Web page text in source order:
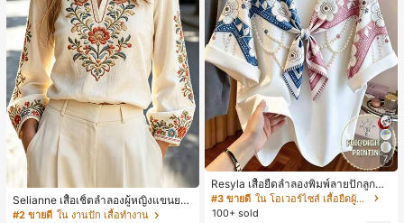
Selianne เสื้อเชิ้ตลำลองผู้หญิงแขนยา
ว คอวีเว้า ลายดอกไม้
#2 ขายดี ใน งานปัก เสื้อทำงาน
7
Resyla เสื้อยืดลำลองพิมพ์ลายปักลูกปัด
รูปโบว์ขนาดใหญ่สำหรับผู้หญิง
#3 ขายดี
ใน โอเวอร์ไซส์ เสื้อยืดผู้หญิง
100+ sold